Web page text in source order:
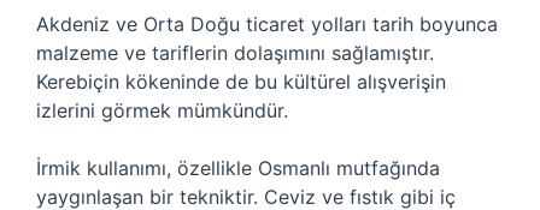
Akdeniz ve Orta Doğu ticaret yolları tarih boyunca
malzeme ve tariflerin dolaşımını sağlamıştır.
Kerebiçin kökeninde de bu kültürel alışverişin
izlerini görmek mümkündür.
İrmik kullanımı, özellikle Osmanlı mutfağında
yaygınlaşan bir tekniktir. Ceviz ve fıstık gibi iç